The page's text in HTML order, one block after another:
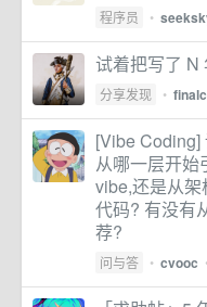
程序员 •
试着把写了 N
分享发现 •
[Vibe Coding]
从哪一层开始
vibe,还是从
代码? 有没有
荐?
问与答 • cvooc